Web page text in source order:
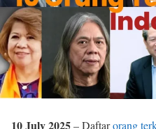
10 July 2025– Daftarorang